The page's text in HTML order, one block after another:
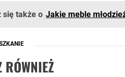
się także o Jakie meble
RÓWNIEŻ